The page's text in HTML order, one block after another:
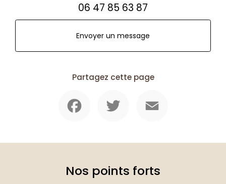
06 47 85 63 87
Envoyer un message
Partagez cette page
Nos points forts